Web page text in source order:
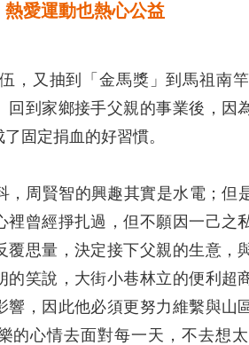
愛運動也熱心公益
又抽到「金馬獎」到馬祖南竿
回到家鄉接手父親的事業後，因
固定捐血的好習慣。
周賢智的興趣其實是水電；但
裡曾經掙扎過，但不願因一己之
覆思量，決定接下父親的生意，
的笑說，大街小巷林立的便利超
響，因此他必須更努力維繫與山
的心情去面對每一天，不去想